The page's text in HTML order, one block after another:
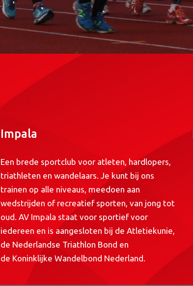
Impala
Een brede sportclub voor atleten, hardlopers,
triathleten en wandelaars. Je kunt bij ons
trainen op alle niveaus, meedoen aan
wedstrijden of recreatief sporten, van jong tot
oud. AV Impala staat voor sportief voor
iedereen en is aangesloten bij de Atletiekunie,
de Nederlandse Triathlon Bond en
de Koninklijke Wandelbond Nederland.